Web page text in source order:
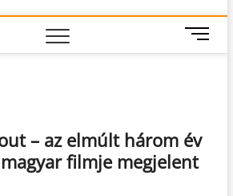
M
e
t
t
– az elmúlt három év
filmje megjelent